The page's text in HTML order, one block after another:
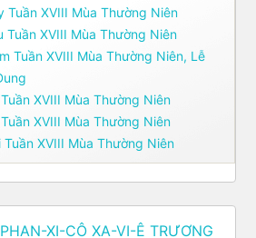
XVIII Mùa Thường Niên
XVIII Mùa Thường Niên
Tuần XVIII Mùa Thường Niên, Lễ
XVIII Mùa Thường Niên
XVIII Mùa Thường Niên
XVIII Mùa Thường Niên